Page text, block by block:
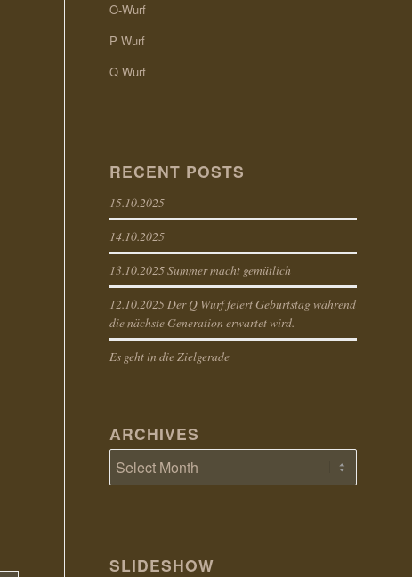
O-Wurf
P Wurf
Q Wurf
RECENT POSTS
15.10.2025
14.10.2025
13.10.2025 Summer macht gemütlich
12.10.2025 Der Q Wurf feiert Geburtstag während
die nächste Generation erwartet wird.
Es geht in die Zielgerade
ARCHIVES
SLIDESHOW